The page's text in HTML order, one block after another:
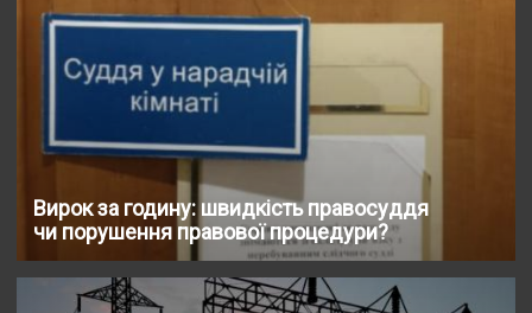
Вирок за годину: швидкість правосуддя
чи порушення правової процедури?